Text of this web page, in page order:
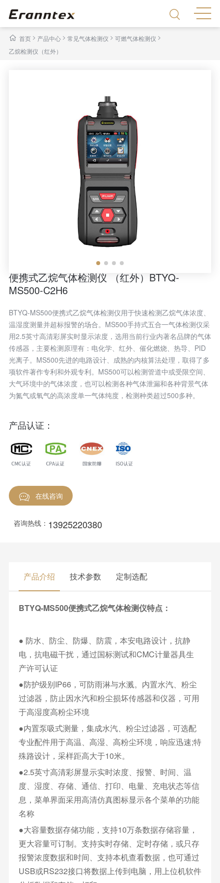
首页> 产品中心 > 常见气体检测仪 > 可燃气体检测仪 >
乙烷检测仪（红外）
便携式乙烷气体检测仪 （红外）BTYQ-
MS500-C2H6
BTYQ-MS500便携式乙烷气体检测仪用于快速检测乙烷气体浓度、
温湿度测量并超标报警的场合。MS500手持式五合一气体检测仪采
用2.5英寸高清彩屏实时显示浓度，选用当前行业内著名品牌的气体
传感器，主要检测原理有：电化学、红外、催化燃烧、热导、PID
光离子。MS500先进的电路设计、成熟的内核算法处理，取得了多
项软件著作专利和外观专利。MS500可以检测管道中或受限空间、
大气环境中的气体浓度，也可以检测各种气体泄漏和各种背景气体
为氮气或氧气的高浓度单一气体纯度，检测种类超过500多种。
产品认证：
在线咨询
咨询热线： 13925220380
产品介绍 技术参数 定制选配
BTYQ-MS500便携式乙烷气体检测仪特点：
● 防水、防尘、防爆、防震，本安电路设计，抗静
电，抗电磁干扰，通过国标测试和CMC计量器具生
产许可认证
●防护级别IP66，可防雨淋与水溅。内置水汽、粉尘
过滤器，防止因水汽和粉尘损坏传感器和仪器，可用
于高湿度高粉尘环境
●内置泵吸式测量，集成水汽、粉尘过滤器，可选配
专业配件用于高温、高湿、高粉尘环境，响应迅速;特
殊路设计，采样距高大于10米。
●2.5英寸高清彩屏显示实时浓度、报警、时间、温
度、湿度、存储、通信、打印、电量、充电状态等信
息，菜单界面采用高清仿真图标显示各个菜单的功能
名称
●大容量数据存储功能，支持10万条数据存储容量，
更大容量可订制。支持实时存储、定时存储，或只存
报警浓度数据和时间、支持本机查看数据，也可通过
USB或RS232接口将数据上传到电脑，用上位机软件